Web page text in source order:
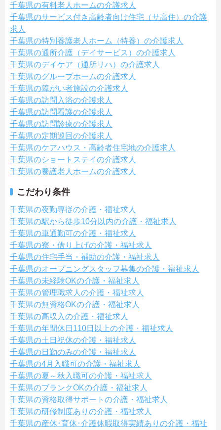
千葉県の有料老人ホームの介護求人
千葉県のサービス付き高齢者向け住宅（サ高住）の介護
求人
千葉県の特別養護老人ホーム（特養）の介護求人
千葉県の通所介護（デイサービス）の介護求人
千葉県のデイケア（通所リハ）の介護求人
千葉県のグループホームの介護求人
千葉県の障がい者施設の介護求人
千葉県の訪問入浴の介護求人
千葉県の訪問看護の介護求人
千葉県の訪問診療の介護求人
千葉県の定期巡回の介護求人
千葉県のケアハウス・高齢者住宅地の介護求人
千葉県のショートステイの介護求人
千葉県の養護老人ホームの介護求人
こだわり条件
千葉県の夜勤専従の介護・福祉求人
千葉県の駅から徒歩10分以内の介護・福祉求人
千葉県の車通勤可の介護・福祉求人
千葉県の寮・借り上げの介護・福祉求人
千葉県の住宅手当・補助の介護・福祉求人
千葉県のオープニングスタッフ募集の介護・福祉求人
千葉県の未経験OKの介護・福祉求人
千葉県の管理職求人の介護・福祉求人
千葉県の無資格OKの介護・福祉求人
千葉県の高収入の介護・福祉求人
千葉県の年間休日110日以上の介護・福祉求人
千葉県の土日祝休の介護・福祉求人
千葉県の日勤のみの介護・福祉求人
千葉県の4月入職可の介護・福祉求人
千葉県の夏～秋入職可の介護・福祉求人
千葉県のブランクOKの介護・福祉求人
千葉県の資格取得サポートの介護・福祉求人
千葉県の研修制度ありの介護・福祉求人
千葉県の産休･育休･介護休暇取得実績ありの介護・福祉